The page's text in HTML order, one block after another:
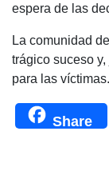
espera de las
La comunidad
trágico suceso
para las víctimas.
Share